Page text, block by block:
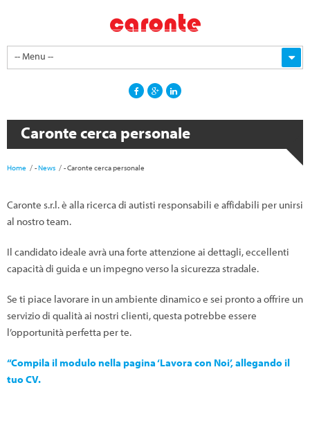
-- Menu --
Caronte cerca personale
Home -News -Caronte cerca personale
Caronte s.r.l. è alla ricerca di autisti responsabili e affidabili per unirsi
al nostro team.
Il candidato ideale avrà una forte attenzione ai dettagli, eccellenti
capacità di guida e un impegno verso la sicurezza stradale.
Se ti piace lavorare in un ambiente dinamico e sei pronto a offrire un
servizio di qualità ai nostri clienti, questa potrebbe essere
l’opportunità perfetta per te.
“Compila il modulo nella pagina ‘Lavora con Noi’, allegando il
tuo CV.